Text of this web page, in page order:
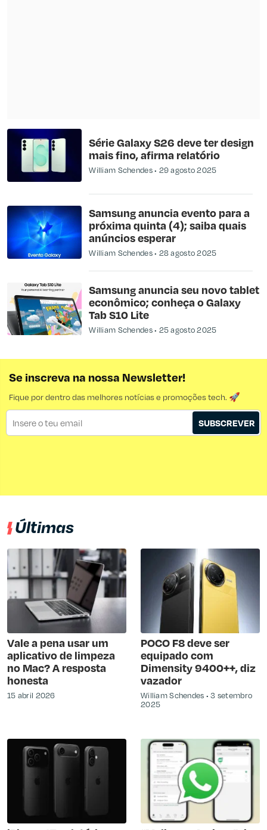
Série Galaxy S26 deve ter design
mais fino, afirma relatório
William Schendes 29 agosto 2025
Samsung anuncia evento para a
próxima quinta (4); saiba quais
anúncios esperar
William Schendes 28 agosto 2025
Samsung anuncia seu novo tablet
econômico; conheça o Galaxy
Tab S10 Lite
William Schendes 25 agosto 2025
Se inscreva na nossa Newsletter!
Fique por dentro das melhores notícias e promoções tech. 🚀
SUBSCREVER
Últimas
Vale a pena usar um
aplicativo de limpeza
no Mac? A resposta
honesta
15 abril 2026
POCO F8 deve ser
equipado com
Dimensity 9400++, diz
vazador
William Schendes
3 setembro
2025